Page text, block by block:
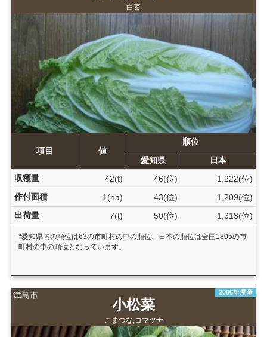
白菜
項目 値
順位
愛知県
日本
収穫量
42(t) 46(位)
1,222(位)
作付面積
1(ha) 43(位)
1,209(位)
出荷量
7(t) 50(位) 1,313(位)
*愛知県内の順位は63の市町村の中の順位、日本の順位は全国1805の市
町村の中の順位となっています。
津島市 2006年度産
小松菜
こまつな,コマツナ